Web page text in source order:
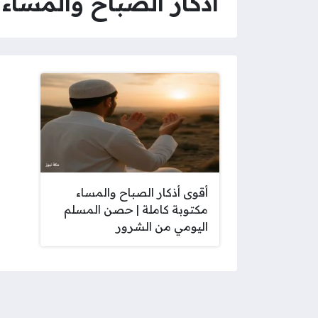
أقوى أذكار الصباح والمساء
مكتوبة كاملة | حصن المسلم
اليومي من الشرور